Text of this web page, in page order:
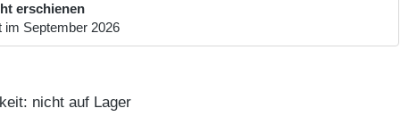
erschienen
im September 2026
nicht auf Lager